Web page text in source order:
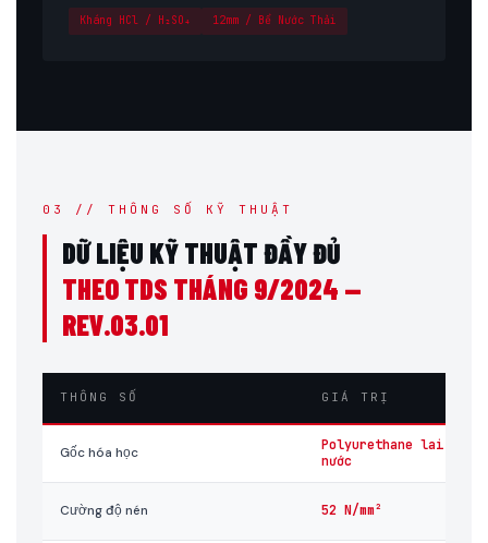
Kháng HCl / H₂SO₄ 12mm / Bể Nước Thải
03 // THÔNG SỐ KỸ THUẬT
DỮ LIỆU KỸ THUẬT ĐẦY ĐỦ
THEO TDS THÁNG 9/2024 —
REV.03.01
THÔNG SỐ GIÁ TRỊ
Gốc hóa học
Polyurethane lai gốc
nước
Cường độ nén 52 N/mm²